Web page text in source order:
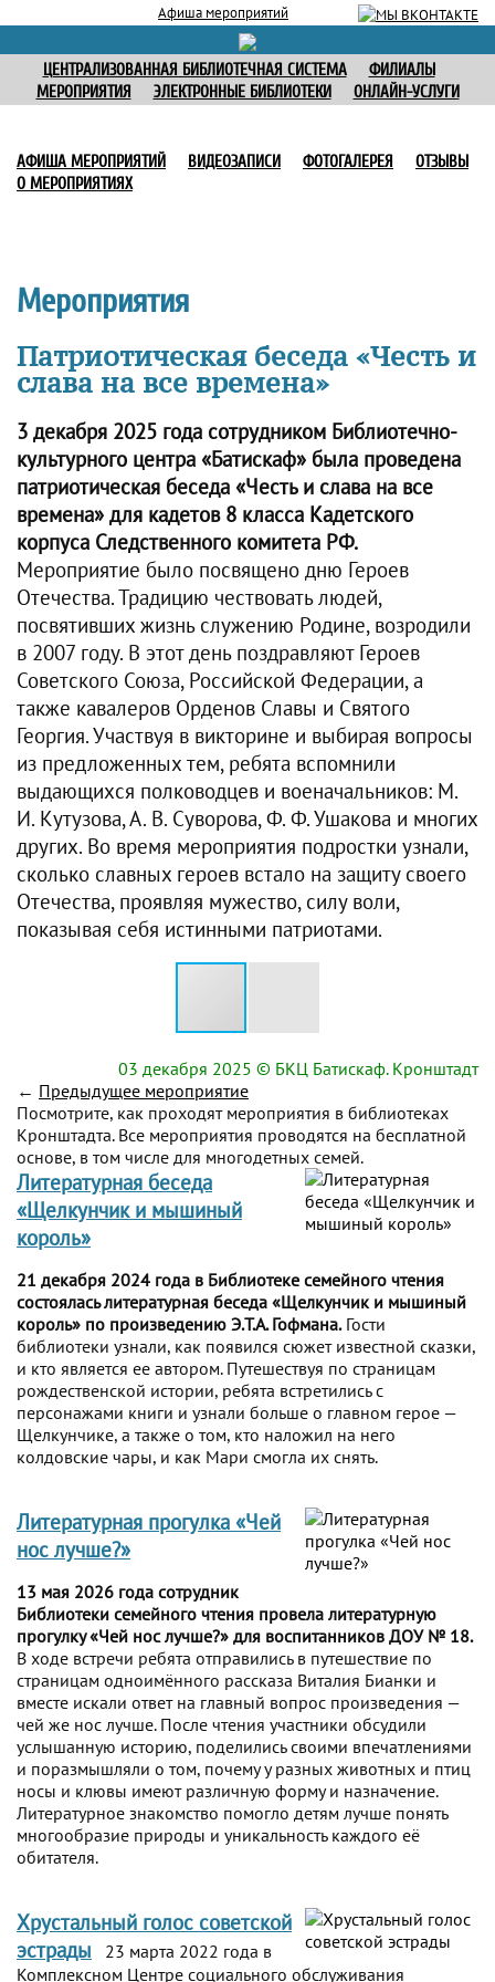
Афиша мероприятий
ЦЕНТРАЛИЗОВАННАЯ БИБЛИОТЕЧНАЯ СИСТЕМА
ФИЛИАЛЫ
МЕРОПРИЯТИЯ
ЭЛЕКТРОННЫЕ БИБЛИОТЕКИ ОНЛАЙН-УСЛУГИ
АФИША МЕРОПРИЯТИЙ ВИДЕОЗАПИСИ ФОТОГАЛЕРЕЯ
ОТЗЫВЫ
О МЕРОПРИЯТИЯХ
Мероприятия
Патриотическая беседа «Честь и
слава на все времена»
3 декабря 2025 года сотрудником Библиотечно-
культурного центра «Батискаф» была проведена
патриотическая беседа «Честь и слава на все
времена» для кадетов 8 класса Кадетского
корпуса Следственного комитета РФ.
Мероприятие было посвящено дню Героев
Отечества. Традицию чествовать людей,
посвятивших жизнь служению Родине, возродили
в 2007 году. В этот день поздравляют Героев
Советского Союза, Российской Федерации, а
также кавалеров Орденов Славы и Святого
Георгия. Участвуя в викторине и выбирая вопросы
из предложенных тем, ребята вспомнили
выдающихся полководцев и военачальников: М.
И. Кутузова, А. В. Суворова, Ф. Ф. Ушакова и многих
других. Во время мероприятия подростки узнали,
сколько славных героев встало на защиту своего
Отечества, проявляя мужество, силу воли,
показывая себя истинными патриотами.
03 декабря 2025 © БКЦ Батискаф. Кронштадт
← Предыдущее мероприятие
Посмотрите, как проходят мероприятия в библиотеках
Кронштадта. Все мероприятия проводятся на бесплатной
основе, в том числе для многодетных семей.
Литературная беседа
«Щелкунчик и мышиный
король»
21 декабря 2024 года в Библиотеке семейного чтения
состоялась литературная беседа «Щелкунчик и мышиный
король» по произведению Э.Т.А. Гофмана.Гости
библиотеки узнали, как появился сюжет известной сказки,
и кто является ее автором. Путешествуя по страницам
рождественской истории, ребята встретились с
персонажами книги и узнали больше о главном герое —
Щелкунчике, а также о том, кто наложил на него
колдовские чары, и как Мари смогла их снять.
Литературная прогулка «Чей
нос лучше?»
13 мая 2026 года сотрудник
Библиотеки семейного чтения провела литературную
прогулку «Чей нос лучше?» для воспитанников ДОУ № 18.
В ходе встречи ребята отправились в путешествие по
страницам одноимённого рассказа Виталия Бианки и
вместе искали ответ на главный вопрос произведения —
чей же нос лучше. После чтения участники обсудили
услышанную историю, поделились своими впечатлениями
и поразмышляли о том, почему у разных животных и птиц
носы и клювы имеют различную форму и назначение.
Литературное знакомство помогло детям лучше понять
многообразие природы и уникальность каждого её
обитателя.
Хрустальный голос советской
эстрады
23 марта 2022 года в
Комплексном Центре социального обслуживания